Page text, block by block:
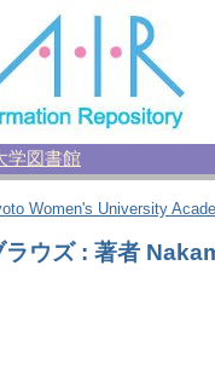
学図書館
Women's University
ラウズ : 著者